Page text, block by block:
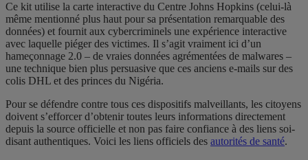
Ce kit utilise la carte interactive du Centre Johns Hopkins (celui-là
même mentionné plus haut pour sa présentation remarquable des
données) et fournit aux cybercriminels une expérience interactive
avec laquelle piéger des victimes. Il s’agit vraiment ici d’un
hameçonnage 2.0 – de vraies données agrémentées de malwares –
une technique bien plus persuasive que ces anciens e-mails sur des
colis DHL et des princes du Nigéria.
Pour se défendre contre tous ces dispositifs malveillants, les citoyens
doivent s’efforcer d’obtenir toutes leurs informations directement
depuis la source officielle et non pas faire confiance à des liens soi-
disant authentiques. Voici les liens officiels des autorités de santé.